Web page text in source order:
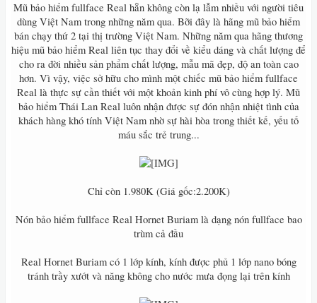
Mũ bảo hiểm fullface Real hẵn không còn lạ lẫm nhiều với người tiêu
dùng Việt Nam trong những năm qua. Bỡi đây là hãng mũ bảo hiểm
bán chạy thứ 2 tại thị trường Việt Nam. Những năm qua hãng thương
hiệu mũ bảo hiểm Real liên tục thay đổi về kiểu dáng và chất lượng để
cho ra đời nhiều sản phẩm chất lượng, mẫu mã đẹp, độ an toàn cao
hơn. Vì vậy, việc sở hữu cho mình một chiếc mũ bảo hiểm fullface
Real là thực sự cần thiết với một khoản kinh phí vô cùng hợp lý. Mũ
bảo hiểm Thái Lan Real luôn nhận được sự đón nhận nhiệt tình của
khách hàng khó tính Việt Nam nhờ sự hài hòa trong thiết kế, yếu tố
máu sắc trẻ trung...
Chỉ còn 1.980K (Giá gốc:2.200K)
Nón bảo hiểm fullface Real Hornet Buriam là dạng nón fullface bao
trùm cả đầu
Real Hornet Buriam có 1 lớp kính, kính được phủ 1 lớp nano bóng
tránh trầy xướt và năng không cho nước mưa đọng lại trên kính